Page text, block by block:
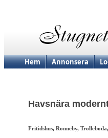
Hem Annonsera
Havsnära
Fritidshus, Ronneby,